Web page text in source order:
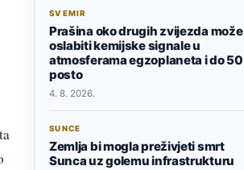
SVEMIR
Prašina oko drugih zvijezda može
oslabiti kemijske signale u
atmosferama egzoplaneta i do 50
posto
4. 8. 2026.
SUNCE
Zemlja bi mogla preživjeti smrt
Sunca uz golemu infrastrukturu